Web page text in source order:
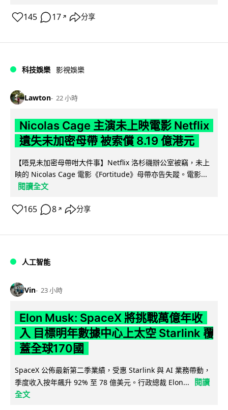
145 17 ↗ 分享
科技娛樂 影視娛樂
Lawton 22 小時
Nicolas Cage 主演未上映電影 Netflix
遺失未加密母帶 被索償 8.19 億港元
【唔見未加密母帶咁大件事】Netflix 洛杉磯辦公室被竊，未上
映的 Nicolas Cage 電影《Fortitude》母帶亦告失蹤。電影...
閱讀全文
165 8 ↗ 分享
人工智能
Vin 23 小時
Elon Musk: SpaceX 將挑戰萬億年收
入 目標明年數據中心上太空 Starlink 覆
蓋全球170國
SpaceX 公佈最新第二季業績，受惠 Starlink 與 AI 業務帶動，
季度收入按年飆升 92% 至 78 億美元。行政總裁 Elon...
閱讀
全文